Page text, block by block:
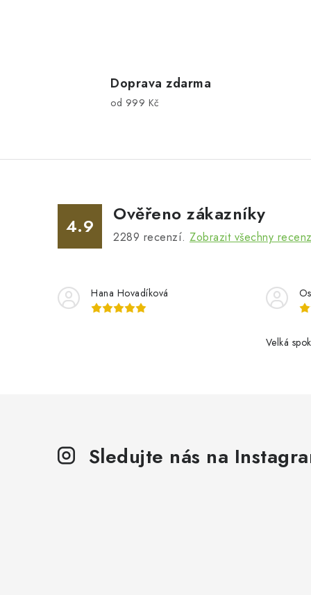
a
í
p
r
k
y
u
Doprava zdarma
od 999 Kč
4.9
Ověřeno zákazníky
2289 recenzí. Zobrazit všechny
Hana Hovadíková
Velká
Sledujte nás na